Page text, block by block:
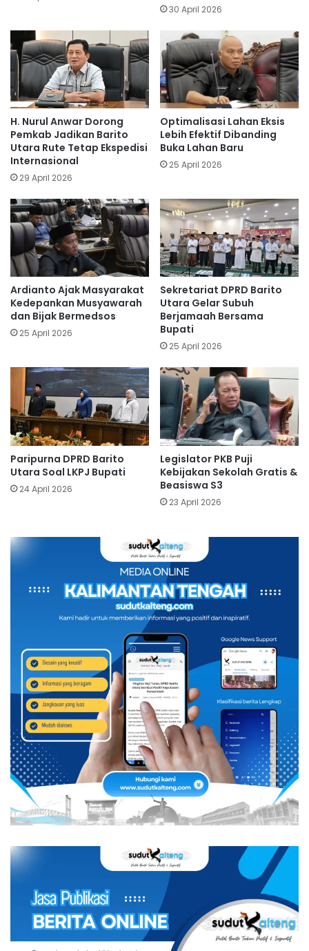
30 April 2026
H. Nurul Anwar Dorong
Pemkab Jadikan Barito
Utara Rute Tetap Ekspedisi
Internasional
29 April 2026
Optimalisasi Lahan Eksis
Lebih Efektif Dibanding
Buka Lahan Baru
25 April 2026
Ardianto Ajak Masyarakat
Kedepankan Musyawarah
dan Bijak Bermedsos
25 April 2026
Sekretariat DPRD Barito
Utara Gelar Subuh
Berjamaah Bersama
Bupati
25 April 2026
Paripurna DPRD Barito
Utara Soal LKPJ Bupati
24 April 2026
Legislator PKB Puji
Kebijakan Sekolah Gratis &
Beasiswa S3
23 April 2026